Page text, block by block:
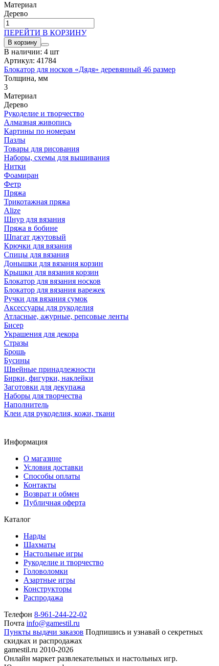
Материал
Дерево
ПЕРЕЙТИ В КОРЗИНУ
В корзину
В наличии: 4 шт
Артикул: 41784
Блокатор для носков «Дядя» деревянный 46 размер
Толщина, мм
3
Материал
Дерево
Рукоделие и творчество
Алмазная живопись
Картины по номерам
Пазлы
Товары для рисования
Наборы, схемы для вышивания
Нитки
Фоамиран
Фетр
Пряжа
Трикотажная пряжа
Alize
Шнур для вязания
Пряжа в бобине
Шпагат джутовый
Крючки для вязания
Спицы для вязания
Донышки для вязания корзин
Крышки для вязания корзин
Блокатор для вязания носков
Блокатор для вязания варежек
Ручки для вязания сумок
Аксессуары для рукоделия
Атласные, ажурные, репсовые ленты
Бисер
Украшения для декора
Стразы
Брошь
Бусины
Швейные принадлежности
Бирки, фигурки, наклейки
Заготовки для декупажа
Наборы для творчества
Наполнитель
Клеи для рукоделия, кожи, ткани
Информация
О магазине
Условия доставки
Способы оплаты
Контакты
Возврат и обмен
Публичная оферта
Каталог
Нарды
Шахматы
Настольные игры
Рукоделие и творчество
Головоломки
Азартные игры
Конструкторы
Распродажа
Телефон 8-961-244-22-02
Почта info@gamestil.ru
Пункты выдачи заказов Подпишись и узнавай о секретных
скидках и распродажах
gamestil.ru 2010-2026
Онлайн маркет развлекательных и настольных игр.